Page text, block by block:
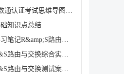
全网最全的华为数通认证考试思维导图（一）
知识点总结
华为HCIA认证学习笔记R&amp;S路由与交换实验配置
华为HCIA认证R&S路由与交换综合实验案例【子网配
华为HCIA认证R&S路由与交换测试案例详解